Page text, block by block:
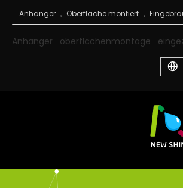
Anhänger oberflächenmontage